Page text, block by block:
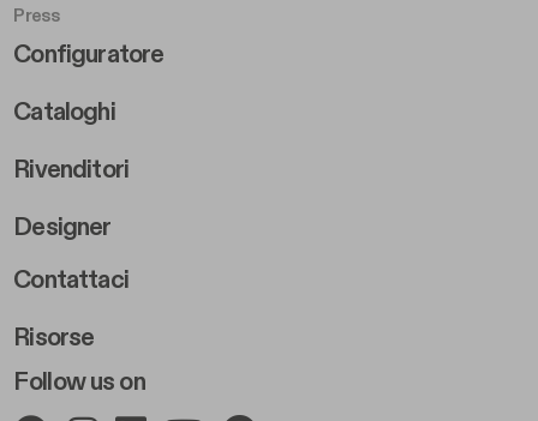
Follow us on
Press
Footer Right Middle B
Configuratore
Cataloghi
Rivenditori
Designer
Footer Right 2
Contattaci
Risorse